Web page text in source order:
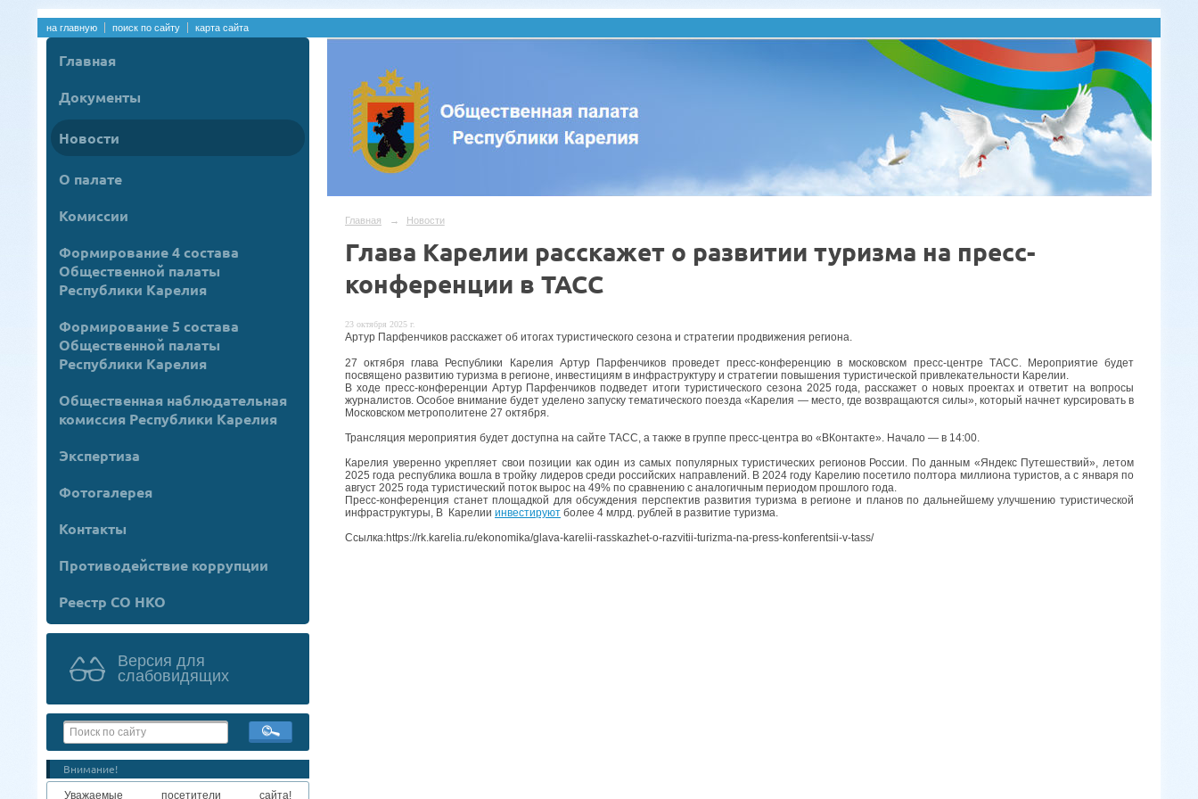
на главную поиск по сайту карта сайта
Главная
Документы
Новости
О палате
Комиссии
Формирование 4 состава
Общественной палаты
Республики Карелия
Формирование 5 состава
Общественной палаты
Республики Карелия
Общественная наблюдательная
комиссия Республики Карелия
Экспертиза
Фотогалерея
Контакты
Противодействие коррупции
Реестр СО НКО
Версия для
слабовидящих
Внимание!
Уважаемые посетители сайта!
Главная → Новости
Глава Карелии расскажет о развитии туризма на пресс-
конференции в ТАСС
23 октября 2025 г.
Артур Парфенчиков расскажет об итогах туристического сезона и стратегии продвижения региона.
27 октября глава Республики Карелия Артур Парфенчиков проведет пресс-конференцию в московском пресс-центре ТАСС. Мероприятие будет
посвящено развитию туризма в регионе, инвестициям в инфраструктуру и стратегии повышения туристической привлекательности Карелии.
В ходе пресс-конференции Артур Парфенчиков подведет итоги туристического сезона 2025 года, расскажет о новых проектах и ответит на вопросы
журналистов. Особое внимание будет уделено запуску тематического поезда «Карелия — место, где возвращаются силы», который начнет курсировать в
Московском метрополитене 27 октября.
Трансляция мероприятия будет доступна на сайте ТАСС, а также в группе пресс-центра во «ВКонтакте». Начало — в 14:00.
Карелия уверенно укрепляет свои позиции как один из самых популярных туристических регионов России. По данным «Яндекс Путешествий», летом
2025 года республика вошла в тройку лидеров среди российских направлений. В 2024 году Карелию посетило полтора миллиона туристов, а с января по
август 2025 года туристический поток вырос на 49% по сравнению с аналогичным периодом прошлого года.
Пресс-конференция станет площадкой для обсуждения перспектив развития туризма в регионе и планов по дальнейшему улучшению туристической
инфраструктуры, В Карелии инвестируют более 4 млрд. рублей в развитие туризма.
Ссылка:https://rk.karelia.ru/ekonomika/glava-karelii-rasskazhet-o-razvitii-turizma-na-press-konferentsii-v-tass/